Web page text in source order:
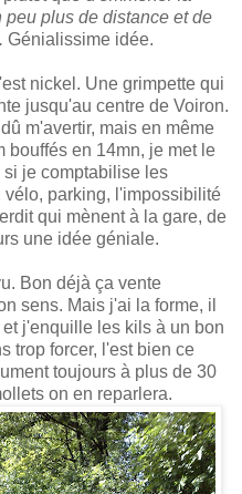
peu plus de distance et de
Génialissime idée.
nickel. Une grimpette qui
jusqu'au centre de Voiron.
m'avertir, mais en même
bouffés en 14mn, je met le
si je comptabilise les
parking, l'impossibilité
qui mènent à la gare, de
une idée géniale.
Bon déjà ça vente
sens. Mais j'ai la forme, il
j'enquille les kils à un bon
trop forcer, l'est bien ce
toujours à plus de 30
on en reparlera.